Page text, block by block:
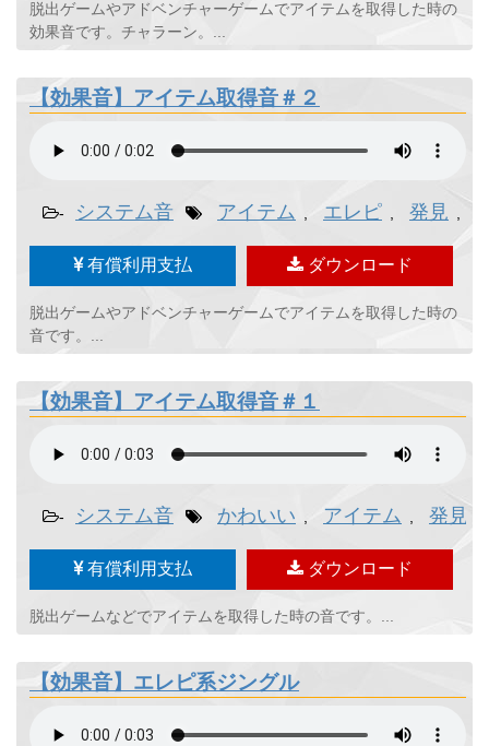
脱出ゲームやアドベンチャーゲームでアイテムを取得した時の
効果音です。チャラーン。...
【効果音】アイテム取得音＃２
- システム音 アイテム エレピ 発見
有償利用支払 ダウンロード
脱出ゲームやアドベンチャーゲームでアイテムを取得した時の
音です。...
【効果音】アイテム取得音＃１
- システム音 かわいい アイテム 発見
有償利用支払 ダウンロード
脱出ゲームなどでアイテムを取得した時の音です。...
【効果音】エレピ系ジングル